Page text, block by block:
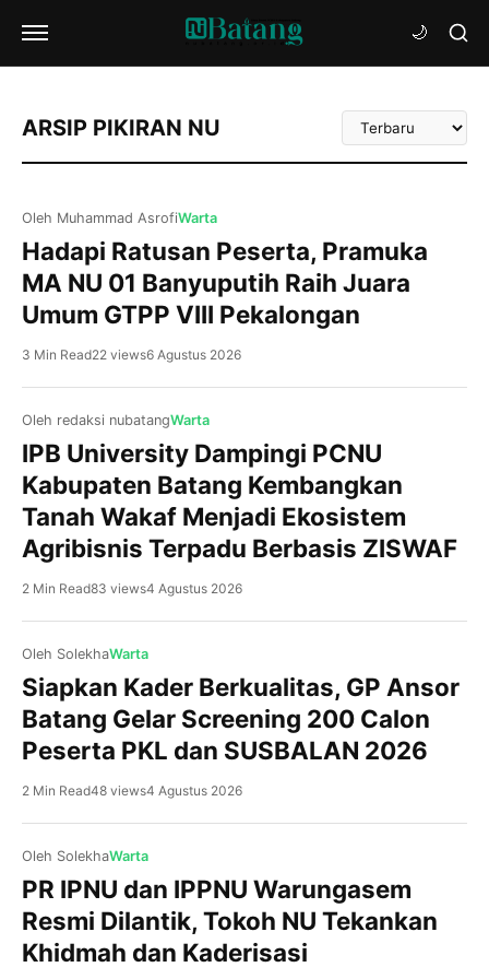
ARSIP PIKIRAN NU
Urutkan
Artikel
Oleh Muhammad AsrofiWarta
Hadapi Ratusan Peserta, Pramuka
MA NU 01 Banyuputih Raih Juara
Umum GTPP VIII Pekalongan
Kajen, NU BatangPrestasi membanggakan kembali
ditorehkan Pramuka MA NU 01 Banyuputih Kabupaten
Batang. Di tengah persaingan ketat yang diikuti ratusan
Ambalan Hasyim Asy’ari–Rasuna Said Gugusdepan
Umum dalam ajang Gladi Tangguh Pramuka Penegak
(GTPP) VIII UIN K.H. Abdurrahman Wahid Pekalongan
Tahun 2026. Keberhasilan […]
3 Min Read22 views6 Agustus 2026
Oleh redaksi nubatangWarta
IPB University Dampingi PCNU
Kabupaten Batang Kembangkan
Tanah Wakaf Menjadi Ekosistem
Agribisnis Terpadu Berbasis ZISWAF
Batang, NU Batang IPB University melalui program
Dosen Pulang Kampung (DOSPULKAM) Tahun 2026
mendampingi Pengurus Cabang Nahdlatul Ulama
2 Min Read83 views4 Agustus 2026
Oleh SolekhaWarta
Siapkan Kader Berkualitas, GP Ansor
Batang Gelar Screening 200 Calon
Peserta PKL dan SUSBALAN 2026
2 Min Read48 views4 Agustus 2026
Oleh SolekhaWarta
PR IPNU dan IPPNU Warungasem
Resmi Dilantik, Tokoh NU Tekankan
Khidmah dan Kaderisasi